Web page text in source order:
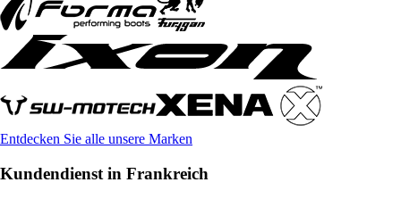
Entdecken Sie alle unsere Marken
Kundendienst in Frankreich